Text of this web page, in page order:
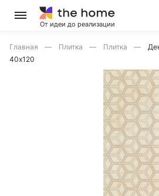
От идеи до реализации
Главная Плитка Плитка
40х120